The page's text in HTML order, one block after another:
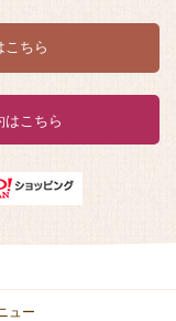
こちら
こちら
ュー